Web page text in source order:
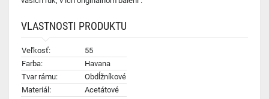
VLASTNOSTI PRODUKTU
Veľkosť:
55
Farba:
Havana
Tvar rámu:
Obdĺžníkové
Materiál:
Acetátové